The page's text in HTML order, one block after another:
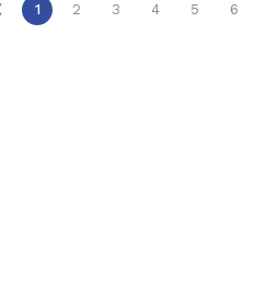
1 2 3 4 5 6